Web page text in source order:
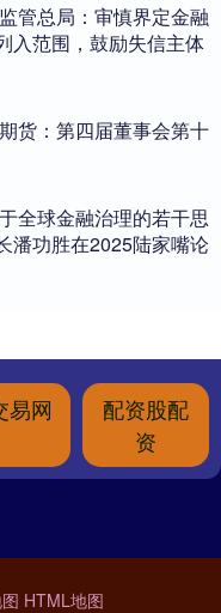
管总局：审慎界定金融
入范围，鼓励失信主体
货：第四届董事会第十
全球金融治理的若干思
功胜在2025陆家嘴论
易网
配资股配
资
HTML地图